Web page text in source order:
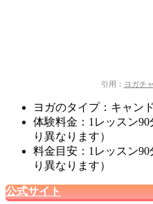
引用： ヨガチ
ヨガのタイプ：キャン
体験料金：1レッスン90
り異なります）
料金目安：1レッスン90
り異なります）
公式サイト